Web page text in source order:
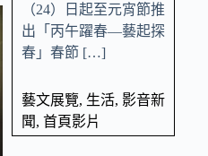
（24）日起至元宵節推
出「丙午躍春—藝起探
春」春節 […]
藝文展覽, 生活, 影音新
聞, 首頁影片